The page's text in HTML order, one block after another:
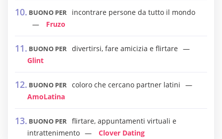
BUONO PER
incontrare persone da tutto il mondo
Fruzo
BUONO PER divertirsi, fare amicizia e flirtare
Glint
BUONO PER coloro che cercano partner latini
AmoLatina
BUONO PER flirtare, appuntamenti virtuali e
intrattenimento
Clover Dating